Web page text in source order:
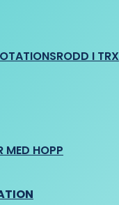
I TRX
MED HOPP